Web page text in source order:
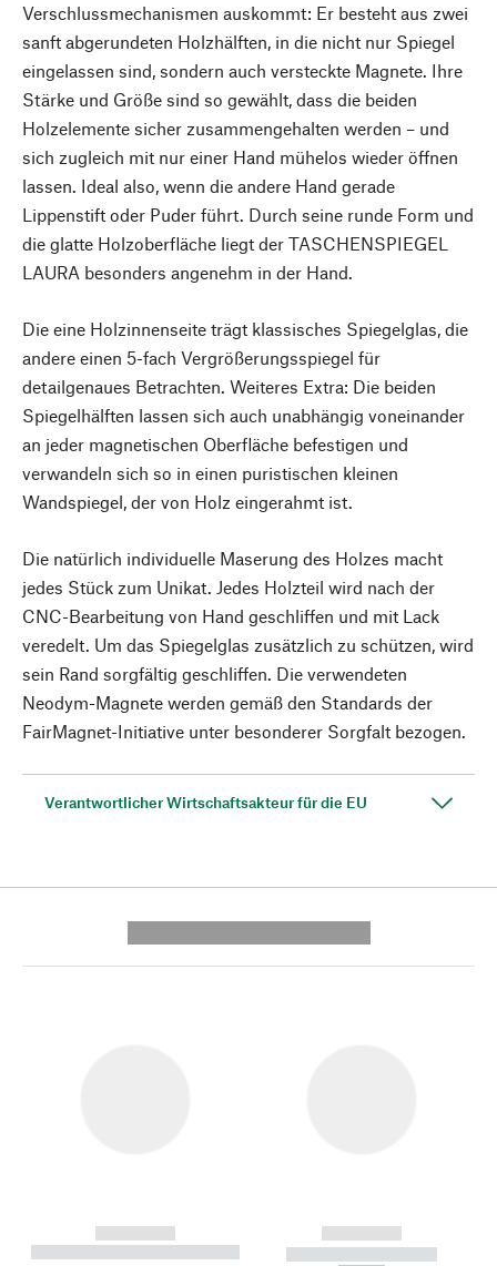
Verschlussmechanismen auskommt: Er besteht aus zwei
sanft abgerundeten Holzhälften, in die nicht nur Spiegel
eingelassen sind, sondern auch versteckte Magnete. Ihre
Stärke und Größe sind so gewählt, dass die beiden
Holzelemente sicher zusammengehalten werden – und
sich zugleich mit nur einer Hand mühelos wieder öffnen
lassen. Ideal also, wenn die andere Hand gerade
Lippenstift oder Puder führt. Durch seine runde Form und
die glatte Holzoberfläche liegt der TASCHENSPIEGEL
LAURA besonders angenehm in der Hand.
Die eine Holzinnenseite trägt klassisches Spiegelglas, die
andere einen 5-fach Vergrößerungsspiegel für
detailgenaues Betrachten. Weiteres Extra: Die beiden
Spiegelhälften lassen sich auch unabhängig voneinander
an jeder magnetischen Oberfläche befestigen und
verwandeln sich so in einen puristischen kleinen
Wandspiegel, der von Holz eingerahmt ist.
Die natürlich individuelle Maserung des Holzes macht
jedes Stück zum Unikat. Jedes Holzteil wird nach der
CNC-Bearbeitung von Hand geschliffen und mit Lack
veredelt. Um das Spiegelglas zusätzlich zu schützen, wird
sein Rand sorgfältig geschliffen. Die verwendeten
Neodym-Magnete werden gemäß den Standards der
FairMagnet-Initiative unter besonderer Sorgfalt bezogen.
Verantwortlicher Wirtschaftsakteur für die EU
------------
----------- ----------- --------
------------
----------- -----------